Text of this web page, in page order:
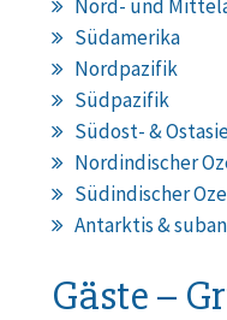
Nord- und
Südamerika
Nordpazifik
Südpazifik
Südost- &
Nordindischer
Südindischer
Antarktis &
Gäste –